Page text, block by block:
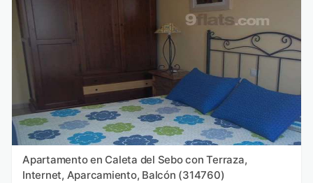
Apartamento en Caleta del Sebo con Terraza,
Internet, Aparcamiento, Balcón (314760)